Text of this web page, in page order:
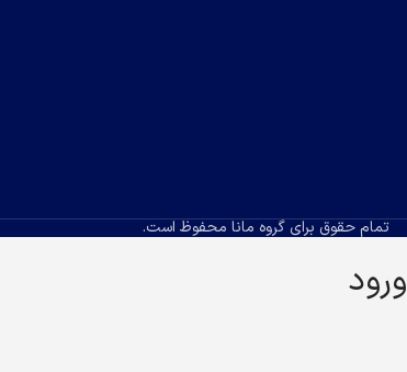
تمام حقوق برای گروه مانا محفوظ است.
ورود